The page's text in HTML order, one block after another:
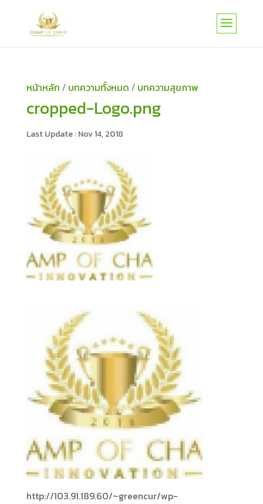
หน้าหลัก / บทความทั้งหมด / บทความสุขภาพ
cropped-Logo.png
Nov 14, 2018
http://103.91.189.60/~greencur/wp-